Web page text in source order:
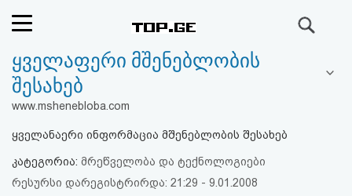
რეიტინგი
(მთავარი)
ფოსტა
კითხვა-
ყველაფერი მშენებლობის
შესახებ
www.mshenebloba.com
ყველანაერი ინფორმაცია მშენებლობის შესახებ
კატეგორია: მრეწველობა და ტექნოლოგიები
რესურსი დარეგისტრირდა: 21:29 - 9.01.2008